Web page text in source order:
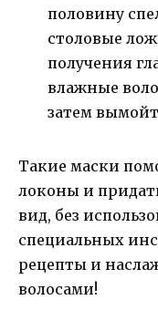
половину
столовые
получения
влажные
затем
Такие маски
локоны и
вид, без
специальных
рецепты и
волосами!